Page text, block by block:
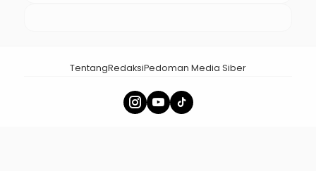
TentangRedaksiPedoman Media Siber